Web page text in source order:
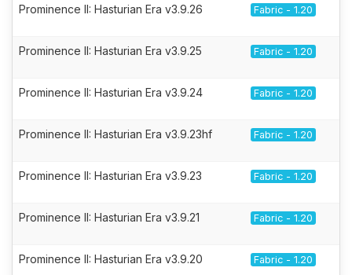
Prominence II: Hasturian Era v3.9.26 Fabric - 1.20
Prominence II: Hasturian Era v3.9.25 Fabric - 1.20
Prominence II: Hasturian Era v3.9.24 Fabric - 1.20
Prominence II: Hasturian Era v3.9.23hf Fabric - 1.20
Prominence II: Hasturian Era v3.9.23 Fabric - 1.20
Prominence II: Hasturian Era v3.9.21 Fabric - 1.20
Prominence II: Hasturian Era v3.9.20 Fabric - 1.20